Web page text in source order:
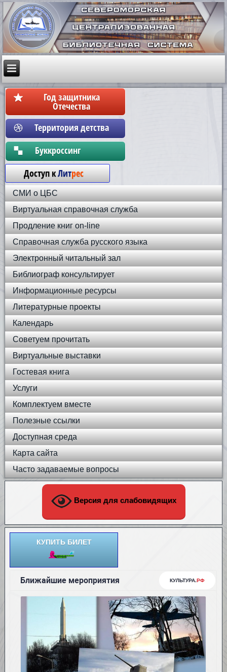
Год защитника
Отечества
Территория детства
Бyккpoccинг
Доступ кЛитрес
СМИ о ЦБС
Виртуальная справочная служба
Продление книг on-line
Справочная служба русского языка
Электронный читальный зал
Библиограф консультирует
Информационные ресурсы
Литературные проекты
Календарь
Советуем прочитать
Виртуальные выставки
Гостевая книга
Услуги
Комплектуем вместе
Полезные ссылки
Доступная среда
Карта сайта
Часто задаваемые вопросы
Версия для слабовидящих
КУПИТЬ БИЛЕТ